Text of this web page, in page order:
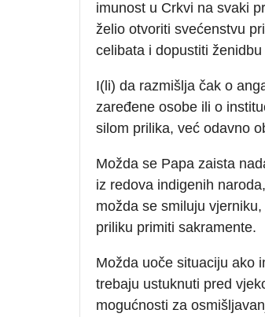
imunost u Crkvi na svaki
želio otvoriti svećenstvu
celibata i dopustiti
I(li) da razmišlja čak o
zaređene osobe ili o
silom prilika, već odavno
Možda se Papa zaista
iz redova indigenih
možda se smiluju
priliku primiti sakramente.
Možda uoče situaciju ako
trebaju ustuknuti pred
mogućnosti za